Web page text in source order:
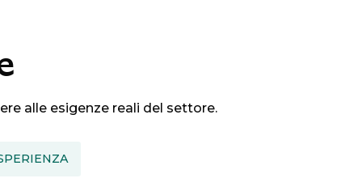
alle esigenze reali del settore.